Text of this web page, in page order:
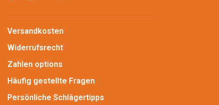
Versandkosten
Widerrufsrecht
Zahlen options
Häufig gestellte Fragen
Persönliche Schlägertipps